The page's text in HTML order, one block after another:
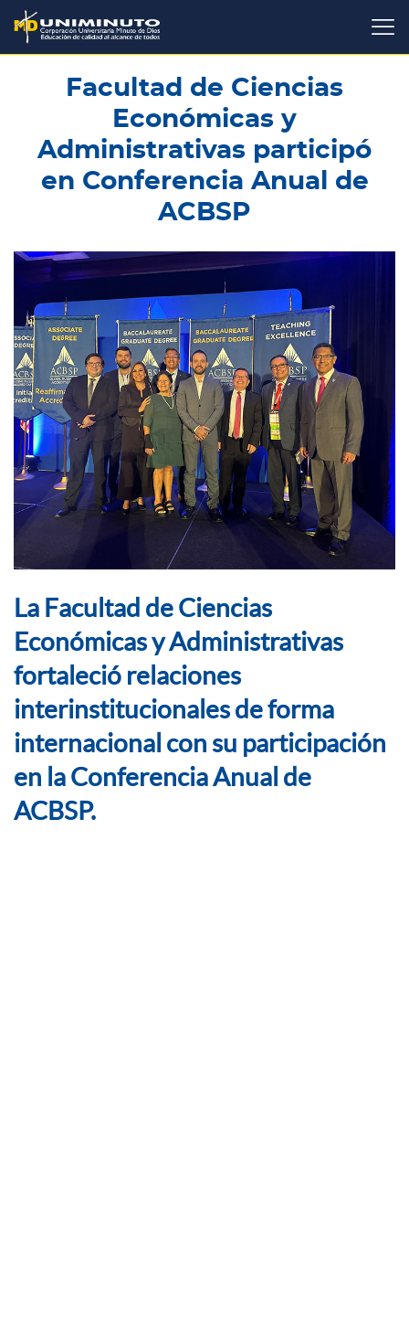
Pasar
contenido
principal
Facultad de Ciencias
Económicas y
Administrativas participó
en Conferencia Anual de
ACBSP
La Facultad de Ciencias
Económicas y Administrativas
fortaleció relaciones
interinstitucionales de forma
internacional con su participación
en la Conferencia Anual de
ACBSP.